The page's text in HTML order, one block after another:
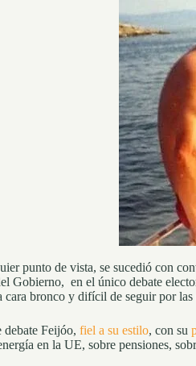
punto de vista, se sucedió con
Gobierno, en el único debate
cara bronco y difícil de seguir por
Feijóo, fiel a su estilo, con su
en la UE, sobre pensiones,